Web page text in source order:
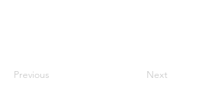
Previous Next